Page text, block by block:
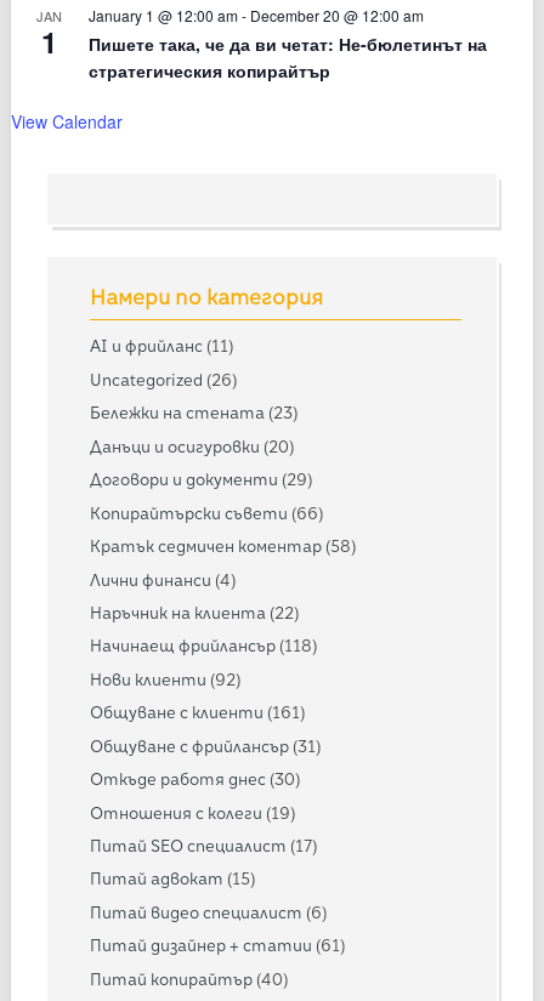
JAN
1
January 1 @ 12:00 am- December 20 @ 12:00 am
Пишете така, че да ви четат: Не-бюлетинът на
стратегическия копирайтър
View Calendar
Намери по категория
AI и фрийланс (11)
Uncategorized (26)
Бележки на стената (23)
Данъци и осигуровки (20)
Договори и документи (29)
Копирайтърски съвети (66)
Кратък седмичен коментар (58)
Лични финанси (4)
Наръчник на клиента (22)
Начинаещ фрийлансър (118)
Нови клиенти (92)
Общуване с клиенти (161)
Общуване с фрийлансър (31)
Откъде работя днес (30)
Отношения с колеги (19)
Питай SEO специалист (17)
Питай адвокат (15)
Питай видео специалист (6)
Питай дизайнер + статии (61)
Питай копирайтър (40)